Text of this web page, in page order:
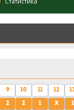
9
2
10
2
11
1
12
x 1